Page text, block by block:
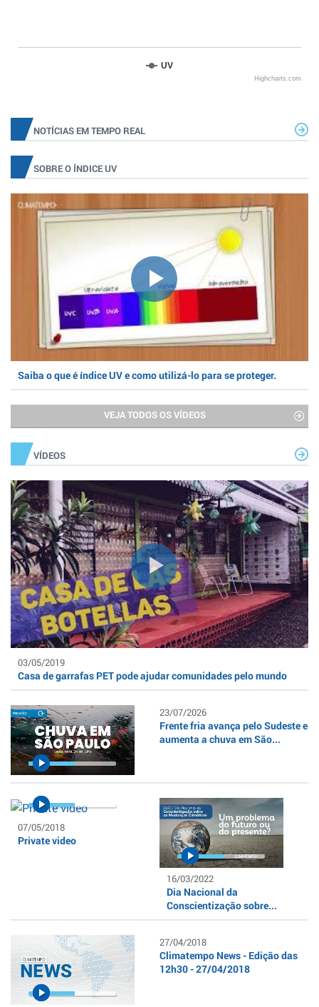
UV
Highcharts.com
NOTÍCIAS EM TEMPO REAL
SOBRE O ÍNDICE UV
Saiba o que é índice UV e como utilizá-lo para se proteger.
VEJA TODOS OS VÍDEOS
VÍDEOS
03/05/2019
Casa de garrafas PET pode ajudar comunidades pelo mundo
23/07/2026
Frente fria avança pelo Sudeste e
aumenta a chuva em São...
07/05/2018
Private video
16/03/2022
Dia Nacional da
Conscientização sobre...
27/04/2018
Climatempo News - Edição das
12h30 - 27/04/2018